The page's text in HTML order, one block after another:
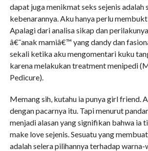
dapat juga menikmat seks sejenis adalah
kebenarannya. Aku hanya perlu
Apalagi dari analisa sikap dan
â€˜anak mamiâ€™ yang dandy dan
sekali ketika aku mengomentari kuku
karena melakukan treatment menipedi
Pedicure).
Memang sih, kutahu ia punya girl friend.
dengan pacarnya itu. Tapi menurut
menjadi alasan yang signifikan bahwa ia
make love sejenis. Sesuatu yang
adalah selera pilihannya terhadap